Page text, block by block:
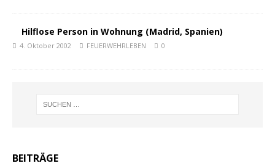
Hilflose Person in Wohnung (Madrid, Spanien)
4. Oktober 2002 FEUERWEHRLEBEN 0
BEITRÄGE